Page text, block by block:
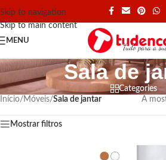
Skip to navigation
Skip to main content
MENU
Sala de
Categories
Início/ Móveis/Sala de jantar A
Mostrar filtros